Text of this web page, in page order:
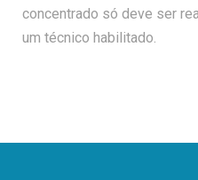
concentrado só deve ser
um técnico habilitado.